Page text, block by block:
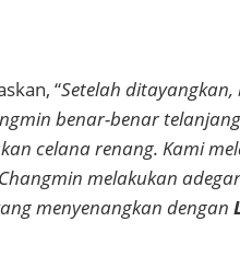
“Setelah ditayangkan,
benar-benar
celana renang. Kami
melakukan
menyenangkan dengan